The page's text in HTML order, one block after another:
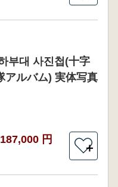
부대 사진첩(十字
アルバム) 実体写真
187,000 円
＋